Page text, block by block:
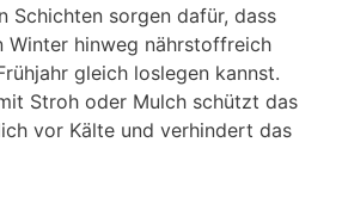
Schichten sorgen dafür, dass
Winter hinweg nährstoffreich
gleich loslegen kannst.
Stroh oder Mulch schützt das
vor Kälte und verhindert das